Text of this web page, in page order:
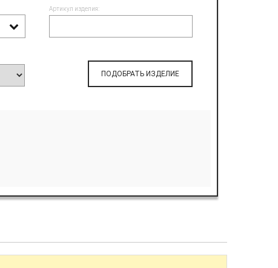
Артикул изделия:
ПОДОБРАТЬ ИЗДЕЛИЕ